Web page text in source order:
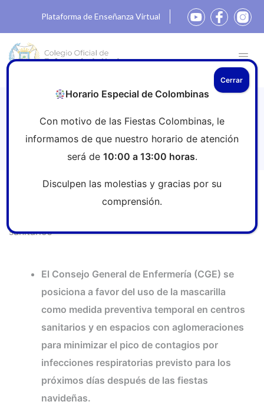
Plataforma de Enseñanza Virtual
obligatoriedad del uso de las
mascarillas en centros sanitarios
Las enfermeras apoyan la
sanitarios
El Consejo General de Enfermería (CGE) se
posiciona a favor del uso de la mascarilla
como medida preventiva temporal en centros
sanitarios y en espacios con aglomeraciones
para minimizar el pico de contagios por
infecciones respiratorias previsto para los
próximos días después de las fiestas
navideñas.
Horario Especial de Colombinas
Con motivo de las Fiestas Colombinas, le
informamos de que nuestro horario de atención
será de 10:00 a 13:00 horas.
Disculpen las molestias y gracias por su
comprensión.
Cerrar